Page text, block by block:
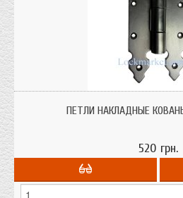
сталь; покрытие - эпоксидное;
ПЕТЛИ НАКЛАДНЫЕ
520 грн.